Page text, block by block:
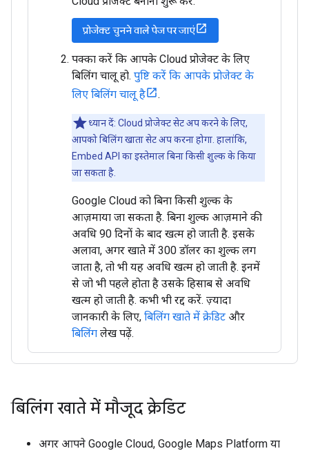
प्रोजेक्ट चुनने वाले पेज पर जाएं
पक्का करें कि आपके Cloud प्रोजेक्ट के लिए
बिलिंग चालू हो. पुष्टि करें कि आपके प्रोजेक्ट के
लिए बिलिंग चालू है
.
ध्यान दें: Cloud प्रोजेक्ट सेट अप करने के लिए,
आपको बिलिंग खाता सेट अप करना होगा. हालांकि,
Embed API का इस्तेमाल बिना किसी शुल्क के किया
जा सकता है.
Google Cloud को बिना किसी शुल्क के
आज़माया जा सकता है. बिना शुल्क आज़माने की
अवधि 90 दिनों के बाद खत्म हो जाती है. इसके
अलावा, अगर खाते में 300 डॉलर का शुल्क लग
जाता है, तो भी यह अवधि खत्म हो जाती है. इनमें
से जो भी पहले होता है उसके हिसाब से अवधि
खत्म हो जाती है. कभी भी रद्द करें. ज़्यादा
जानकारी के लिए, बिलिंग खाते में क्रेडिट और
बिलिंग लेख पढ़ें.
बिलिंग खाते में मौजूद क्रेडिट
अगर आपने Google Cloud, Google Maps Platform या